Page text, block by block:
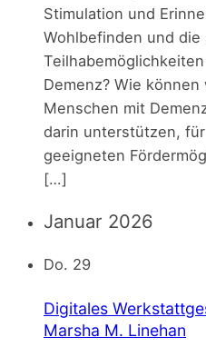
Stimulation und
Wohlbefinden und die
Demenz? Wie
Menschen mit
darin unterstützen,
geeigneten
[…]
Januar 2026
Do. 29
Digitales
Marsha M. Linehan